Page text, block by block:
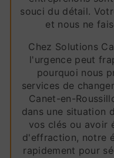
souci du détail.
et nous ne
Chez Solutions
l'urgence peut
pourquoi nous
services de
Canet-en-
dans une situation
vos clés ou avoir
d'effraction, notre
rapidement pour